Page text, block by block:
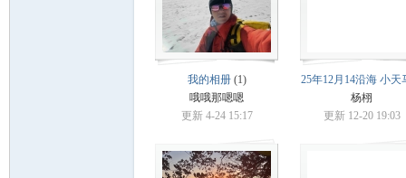
我的相册(1)
哦哦那嗯嗯
更新 4-24 15:17
25年12月14沿海 小天
杨栩
更新 12-20 19:03